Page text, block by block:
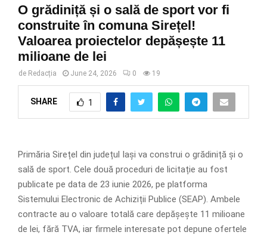
O grădiniță și o sală de sport vor fi
construite în comuna Sirețel!
Valoarea proiectelor depășește 11
milioane de lei
de Redacția June 24, 2026 0 19
SHARE 1
Primăria Sirețel din județul Iași va construi o grădiniță și o
sală de sport. Cele două proceduri de licitație au fost
publicate pe data de 23 iunie 2026, pe platforma
Sistemului Electronic de Achiziții Publice (SEAP). Ambele
contracte au o valoare totală care depășește 11 milioane
de lei, fără TVA, iar firmele interesate pot depune ofertele